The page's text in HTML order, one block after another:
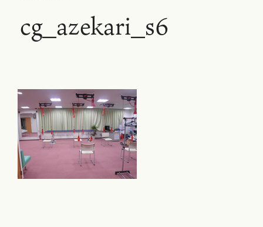
cg_azekari_s6